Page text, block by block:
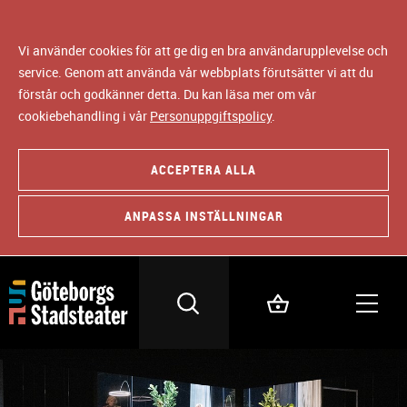
Vi använder cookies för att ge dig en bra användarupplevelse och
service. Genom att använda vår webbplats förutsätter vi att du
förstår och godkänner detta. Du kan läsa mer om vår
cookiebehandling i vår Personuppgiftspolicy.
ACCEPTERA ALLA
ANPASSA INSTÄLLNINGAR